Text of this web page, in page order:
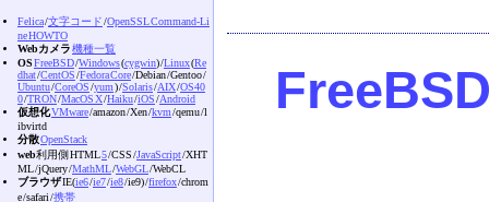
Felica/文字コード/OpenSSL Command-Li
ne HOWTO
Webカメラ機種一覧
OSFreeBSD/Windows(cygwin) /Linux(Re
dhat/CentOS/Fedora Core/Debian /Gentoo /
Ubuntu/CoreOS/yum) /Solaris/AIX/OS40
0/TRON/MacOS X/Haiku/iOS/Android
仮想化VMware/amazon /Xen /kvm/qemu /l
ibvirtd
分散OpenStack
web利用側 HTML5/CSS /JavaScript/XHT
ML /jQuery /MathML/WebGL/WebCL
ブラウザIE(ie6/ie7/ie8/ie9) /firefox/chrom
e /safari /携帯